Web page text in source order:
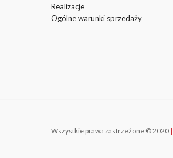
Realizacje
Ogólne warunki sprzedaży
Wszystkie prawa zastrzeżone © 2020 |